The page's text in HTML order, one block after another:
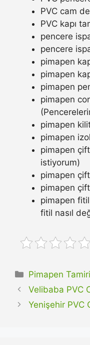
PVC cam
PVC kapı
pencere
pencere
pimapen
pimapen
pimapen
pimapen
pimapen
pimapen
pimapen çift
istiyorum)
pimapen çift
pimapen çift
pimapen
fitil nasıl
Kategoriler
Pimapen Tamiri
Velibaba PVC
Yenişehir PVC